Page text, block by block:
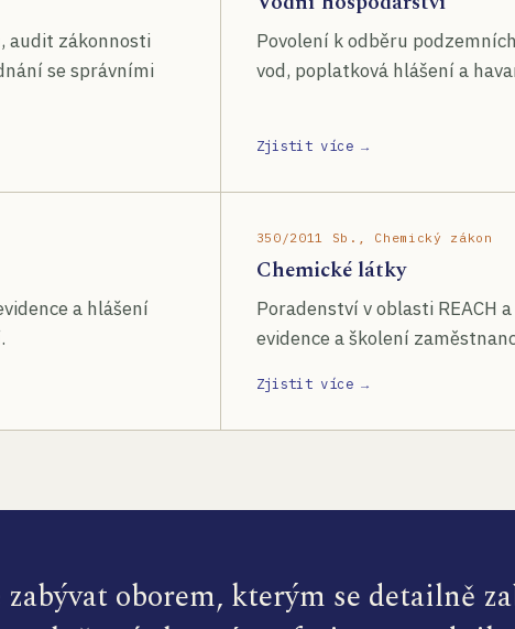
audit zákonnosti
se správními
Povolení k odběru
vod, poplatková hlášení a
Zjistit více →
a hlášení
350/2011 Sb., Chemický zákon
Chemické látky
Poradenství v oblasti REACH
evidence a školení
Zjistit více →
oborem, kterým se detailně